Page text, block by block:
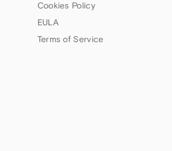
Cookies Policy
EULA
Terms of Service